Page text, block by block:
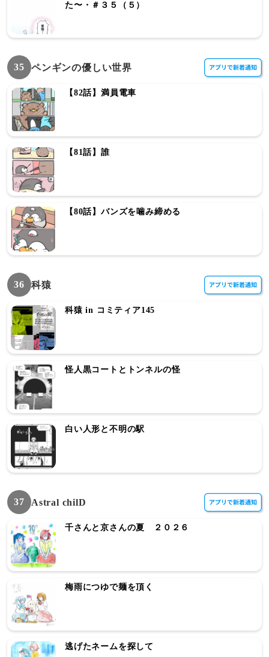
た〜・＃３５（５）
35 ペンギンの優しい世界
【82話】満員電車
【81話】誰
【80話】バンズを噛み締める
36 科猿
科猿 in コミティア145
怪人黒コートとトンネルの怪
白い人形と不明の駅
37 Astral chilD
千さんと京さんの夏 ２０２６
梅雨につゆで麺を頂く
逃げたネームを探して